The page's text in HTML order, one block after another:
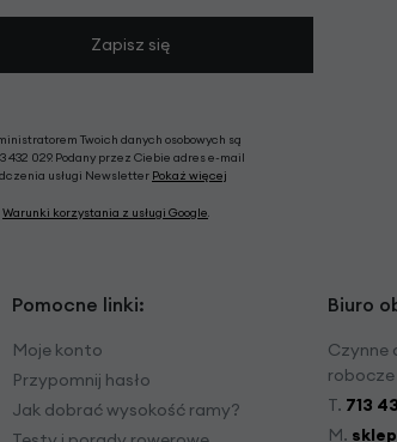
Zapisz się
Twoich danych osobowych są
432 029. Podany przez Ciebie adres e-mail
usługi Newsletter Pokaż więcej
Warunki korzystania z usługi Google
Pomocne linki:
Moje konto
Przypomnij hasło
Jak dobrać wysokość ramy?
Biuro
Czynne
robocze
T. 713
M.